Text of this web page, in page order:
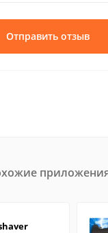
Отправить отзыв